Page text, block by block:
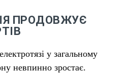
ПРОДОВЖУЄ
у загальному
невпинно зростає.